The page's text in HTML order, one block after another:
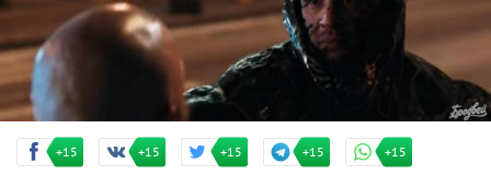
+15 +15 +15 +15 +15